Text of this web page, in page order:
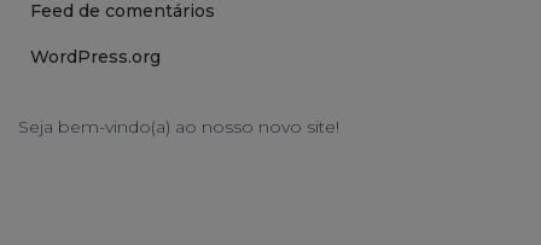
Feed de comentários
WordPress.org
Seja bem-vindo(a) ao nosso novo site!